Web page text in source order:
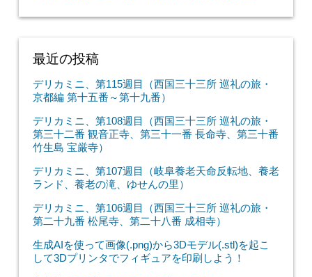
最近の投稿
デリカミニ、第115週目（西国三十三所 巡礼の旅・
京都編 第十五番～第十九番）
デリカミニ、第108週目（西国三十三所 巡礼の旅・
第三十二番 観音正寺、第三十一番 長命寺、第三十番
竹生島 宝厳寺）
デリカミニ、第107週目（岐阜養老天命反転地、養老
ランド、養老の滝、ゆせんの里）
デリカミニ、第106週目（西国三十三所 巡礼の旅・
第二十九番 松尾寺、第二十八番 成相寺）
生成AIを使って画像(.png)から3Dモデル(.stl)を起こ
して3Dプリンタでフィギュアを印刷しよう！